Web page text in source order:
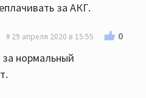
за АКГ.
29 апреля 2020 в 15:55 0
нормальный